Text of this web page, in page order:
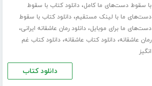
با سقوط دست‌های ما کامل،دانلود کتاب با سقوط
دست‌های ما با لینک مستقیم،دانلود کتاب با سقوط
دست‌های ما برای موبایل،دانلود رمان عاشقانه ایرانی،
رمان عاشقانه،دانلود کتاب عاشقانه،دانلود کتاب غم
انگیز
دانلود کتاب